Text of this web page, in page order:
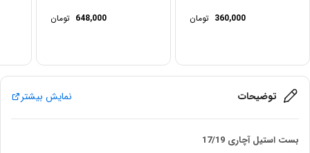
360,000 تومان 648,000 تومان
توضیحات نمایش بیشتر
بست استیل آچاری 17/19